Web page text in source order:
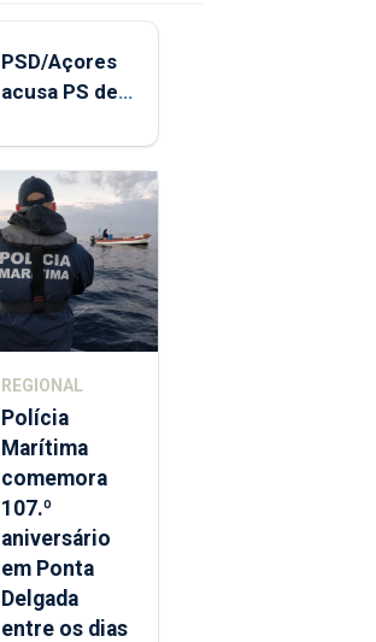
PSD/Açores
acusa PS de
contraditória"
sobre
evolução
turística
REGIONAL
Polícia
Marítima
comemora
107.º
aniversário
em Ponta
Delgada
entre os dias